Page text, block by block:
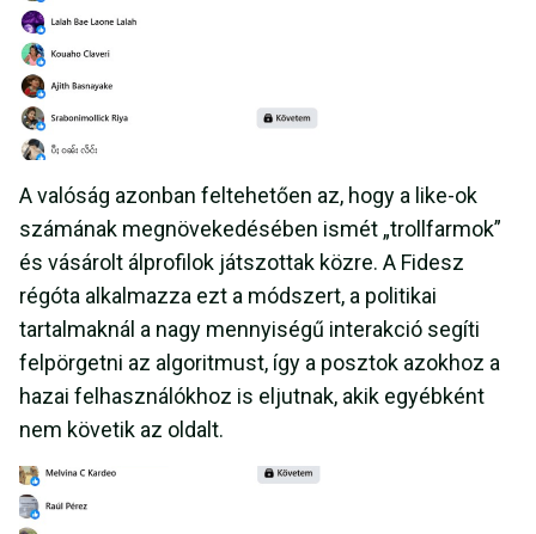
A valóság azonban feltehetően az, hogy a like-ok
számának megnövekedésében ismét „trollfarmok”
és vásárolt álprofilok játszottak közre. A Fidesz
régóta alkalmazza ezt a módszert, a politikai
tartalmaknál a nagy mennyiségű interakció segíti
felpörgetni az algoritmust, így a posztok azokhoz a
hazai felhasználókhoz is eljutnak, akik egyébként
nem követik az oldalt.